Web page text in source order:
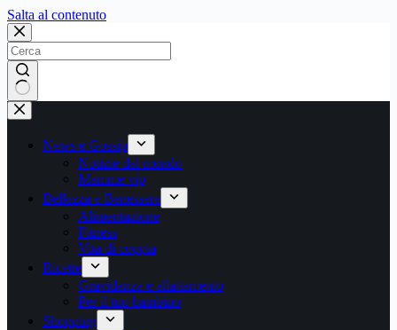
Salta al contenutoSalta
contenuto
Nessun
risultato
News e Gossip
Notizie dal mondo
Mamme vip
Bellezza e Benessere
Alimentazione
Fitness
Vita di coppia
Ricette
Gravidanza e allattamento
Per il tuo bambino
Shopping